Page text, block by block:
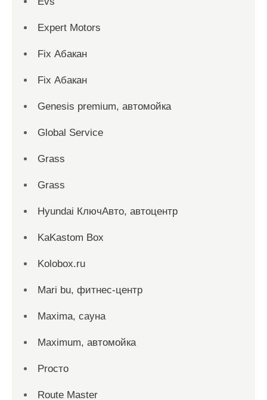
Expert Motors
Fix Абакан
Fix Абакан
Genesis premium, автомойка
Global Service
Grass
Grass
Hyundai КлючАвто, автоцентр
KaKastom Box
Kolobox.ru
Mari bu, фитнес-центр
Maxima, сауна
Maximum, автомойка
Proсто
Route Master